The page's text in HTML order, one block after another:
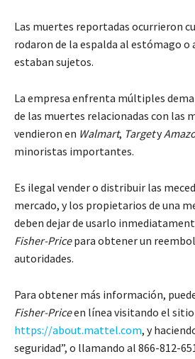
Las muertes reportadas ocurrieron
rodaron de la espalda al estómago o
estaban sujetos.
La empresa enfrenta múltiples
de las muertes relacionadas con las
vendieron en Walmart, Targety
minoristas importantes.
Es ilegal vender o distribuir las
mercado, y los propietarios de una
deben dejar de usarlo
Fisher-Pricepara obtener un
autoridades.
Para obtener más información,
Fisher-Priceen línea visitando el
https://about.mattel.com, y
seguridad”, o llamando al 866-812-